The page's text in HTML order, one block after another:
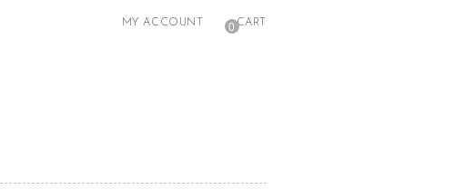
MY ACCOUNT 0 CART